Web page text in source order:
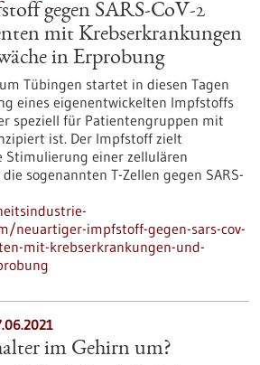
gegen SARS-CoV-2
mit Krebserkrankungen
in Erprobung
Tübingen startet in diesen Tagen
eines eigenentwickelten Impfstoffs
speziell für Patientengruppen mit
ist. Der Impfstoff zielt
Stimulierung einer zellulären
sogenannten T-Zellen gegen SARS-
neuartiger-impfstoff-gegen-sars-cov-
mit-krebserkrankungen-und-
im Gehirn um?